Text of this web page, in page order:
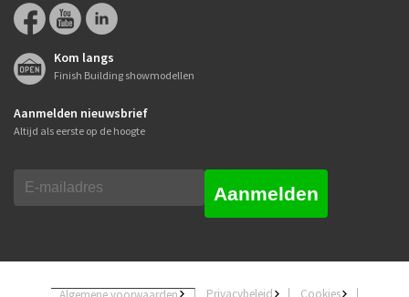
Kom langs
Finish Building showmodellen
Aanmelden nieuwsbrief
Altijd als eerste op de hoogte
Aanmelden
Privacybeleid Cookies